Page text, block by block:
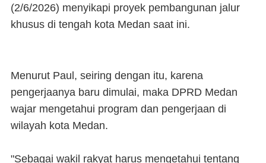
(2/6/2026) menyikapi proyek pembangunan jalur
khusus di tengah kota Medan saat ini.
Menurut Paul, seiring dengan itu, karena
pengerjaanya baru dimulai, maka DPRD Medan
wajar mengetahui program dan pengerjaan di
wilayah kota Medan.
"Sebagai wakil rakyat harus mengetahui tentang